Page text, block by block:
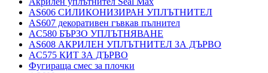
AS606 СИЛИКОНИЗИРАН УПЛЪТНИТЕЛ
AS607 декоративен гъвкав пълнител
AC580 БЪРЗО УПЛЪТНЯВАНЕ
AS608 АКРИЛЕН УПЛЪТНИТЕЛ ЗА ДЪРВО
AC575 КИТ ЗА ДЪРВО
Фугираща смес за плочки